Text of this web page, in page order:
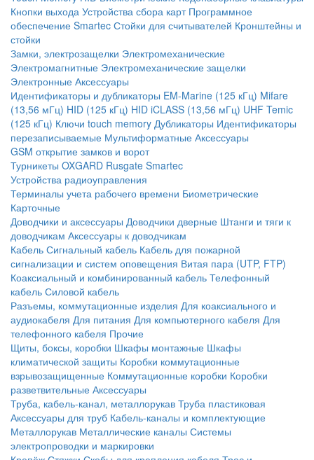
Кнопки выхода Устройства сбора карт Программное
обеспечение Smartec Стойки для считывателей Кронштейны и
стойки
Замки, электрозащелки Электромеханические
Электромагнитные Электромеханические защелки
Электронные Аксессуары
Идентификаторы и дубликаторы EM-Marine (125 кГц) Mifare
(13,56 мГц) HID (125 кГц) HID iCLASS (13,56 мГц) UHF Temic
(125 кГц) Ключи touch memory Дубликаторы Идентификаторы
перезаписываемые Мультиформатные Аксессуары
GSM открытие замков и ворот
Турникеты OXGARD Rusgate Smartec
Устройства радиоуправления
Терминалы учета рабочего времени Биометрические
Карточные
Доводчики и аксессуары Доводчики дверные Штанги и тяги к
доводчикам Аксессуары к доводчикам
Кабель Сигнальный кабель Кабель для пожарной
сигнализации и систем оповещения Витая пара (UTP, FTP)
Коаксиальный и комбинированный кабель Телефонный
кабель Силовой кабель
Разъемы, коммутационные изделия Для коаксиального и
аудиокабеля Для питания Для компьютерного кабеля Для
телефонного кабеля Прочие
Щиты, боксы, коробки Шкафы монтажные Шкафы
климатической защиты Коробки коммутационные
взрывозащищенные Коммутационные коробки Коробки
разветвительные Аксессуары
Труба, кабель-канал, металлорукав Труба пластиковая
Аксессуары для труб Кабель-каналы и комплектующие
Металлорукав Металлические каналы Системы
электропроводки и маркировки